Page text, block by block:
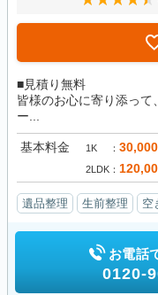
■見積り無料
皆様のお心に寄り添っ
ー...
基本料金 1K 30,000
2LDK
遺品整理 生前整理 空
お電話
0120-